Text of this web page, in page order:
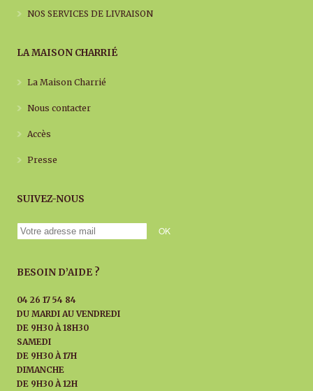
NOS SERVICES DE LIVRAISON
LA MAISON CHARRIÉ
La Maison Charrié
Nous contacter
Accès
Presse
SUIVEZ-NOUS
BESOIN D’AIDE ?
04 26 17 54 84
DU MARDI AUVENDREDI
DE 9H30 À 18H30
SAMEDI
DE 9H30 À 17H
DIMANCHE
DE 9H30 À 12H